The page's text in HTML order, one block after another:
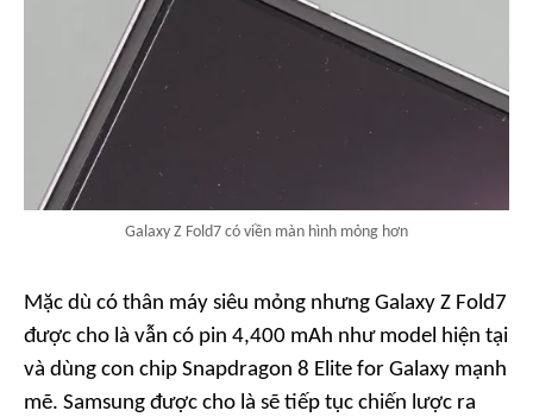
Galaxy Z Fold7 có viền màn hình mỏng hơn
Mặc dù có thân máy siêu mỏng nhưng Galaxy Z Fold7
được cho là vẫn có pin 4,400 mAh như model hiện tại
và dùng con chip Snapdragon 8 Elite for Galaxy mạnh
mẽ. Samsung được cho là sẽ tiếp tục chiến lược ra